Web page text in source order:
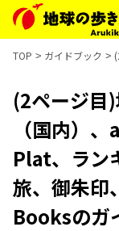
TOP ガイドブック
(2ページ目
（国内）
Plat、ラン
旅、御朱印
Booksのガ